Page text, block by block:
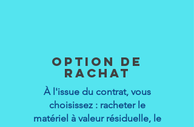
Option de
rachat
À l'issue du contrat, vous
choisissez : racheter le
matériel à valeur résiduelle, le